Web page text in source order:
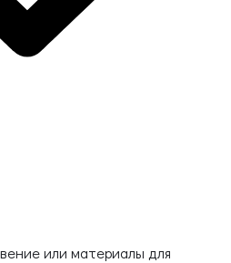
или материалы для